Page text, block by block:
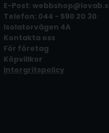
E-Post:
Telefon: 044 - 590 20 30
Isolatorvägen 4A
Kontakta oss
För företag
Köpvillkor
Intergritspolicy